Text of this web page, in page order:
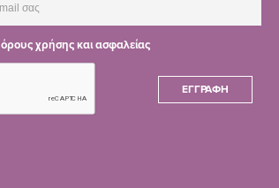
όρους χρήσης και ασφαλείας
ΕΓΓΡΑΦΉ